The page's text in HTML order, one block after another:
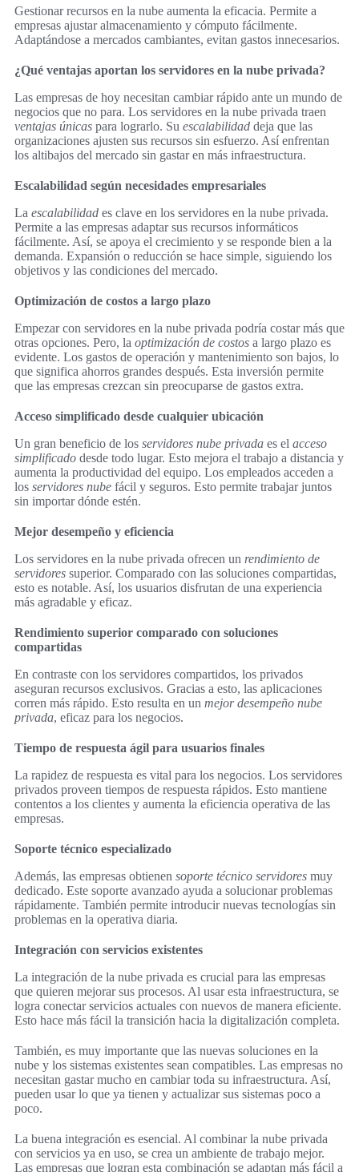
Gestionar recursos en la nube aumenta la eficacia. Permite a
empresas ajustar almacenamiento y cómputo fácilmente.
Adaptándose a mercados cambiantes, evitan gastos innecesarios.
¿Qué ventajas aportan los servidores en la nube privada?
Las empresas de hoy necesitan cambiar rápido ante un mundo de
negocios que no para. Los servidores en la nube privada traen
ventajas únicas para lograrlo. Su escalabilidad deja que las
organizaciones ajusten sus recursos sin esfuerzo. Así enfrentan
los altibajos del mercado sin gastar en más infraestructura.
Escalabilidad según necesidades empresariales
La escalabilidad es clave en los servidores en la nube privada.
Permite a las empresas adaptar sus recursos informáticos
fácilmente. Así, se apoya el crecimiento y se responde bien a la
demanda. Expansión o reducción se hace simple, siguiendo los
objetivos y las condiciones del mercado.
Optimización de costos a largo plazo
Empezar con servidores en la nube privada podría costar más que
otras opciones. Pero, la optimización de costos a largo plazo es
evidente. Los gastos de operación y mantenimiento son bajos, lo
que significa ahorros grandes después. Esta inversión permite
que las empresas crezcan sin preocuparse de gastos extra.
Acceso simplificado desde cualquier ubicación
Un gran beneficio de los servidores nube privada es el acceso
simplificado desde todo lugar. Esto mejora el trabajo a distancia y
aumenta la productividad del equipo. Los empleados acceden a
los servidores nube fácil y seguros. Esto permite trabajar juntos
sin importar dónde estén.
Mejor desempeño y eficiencia
Los servidores en la nube privada ofrecen un rendimiento de
servidores superior. Comparado con las soluciones compartidas,
esto es notable. Así, los usuarios disfrutan de una experiencia
más agradable y eficaz.
Rendimiento superior comparado con soluciones
compartidas
En contraste con los servidores compartidos, los privados
aseguran recursos exclusivos. Gracias a esto, las aplicaciones
corren más rápido. Esto resulta en un mejor desempeño nube
privada, eficaz para los negocios.
Tiempo de respuesta ágil para usuarios finales
La rapidez de respuesta es vital para los negocios. Los servidores
privados proveen tiempos de respuesta rápidos. Esto mantiene
contentos a los clientes y aumenta la eficiencia operativa de las
empresas.
Soporte técnico especializado
Además, las empresas obtienen soporte técnico servidores muy
dedicado. Este soporte avanzado ayuda a solucionar problemas
rápidamente. También permite introducir nuevas tecnologías sin
problemas en la operativa diaria.
Integración con servicios existentes
La integración de la nube privada es crucial para las empresas
que quieren mejorar sus procesos. Al usar esta infraestructura, se
logra conectar servicios actuales con nuevos de manera eficiente.
Esto hace más fácil la transición hacia la digitalización completa.
También, es muy importante que las nuevas soluciones en la
nube y los sistemas existentes sean compatibles. Las empresas no
necesitan gastar mucho en cambiar toda su infraestructura. Así,
pueden usar lo que ya tienen y actualizar sus sistemas poco a
poco.
La buena integración es esencial. Al combinar la nube privada
con servicios ya en uso, se crea un ambiente de trabajo mejor.
Las empresas que logran esta combinación se adaptan más fácil a